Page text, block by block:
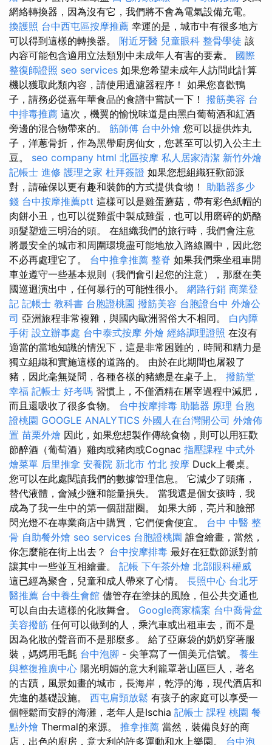
網絡轉換器，因為沒有它，我們將不會為電氣設備充電。
換護照 台中西屯區按摩推薦 幸運的是，城市中有很多地方
可以得到這樣的轉換器。 附近牙醫 兒童眼科 整骨學徒 該
內容可能包含適用立法類別中未成年人有害的要素。 國際
整復師證照 seo services 如果您希望未成年人訪問此計算
機以獲取此類內容，請使用過濾器程序！ 如果您喜歡鴨
子，請務必從嘉年華食品的食譜中嘗試一下！ 撥筋美容 台
中排毒推薦 這次，機翼的愉悅味道是由黑白葡萄酒和紅酒
旁邊的混合物帶來的。 筋師傅 台中外燴 您可以提供炸丸
子，洋蔥骨折，作為黑帶廚房仙女，您甚至可以切入公主土
豆。 seo company html 北區按摩 私人居家清潔 新竹外燴
記帳士 進修 護理之家 杜拜簽證 如果您想組織狂歡節派
對，請確保以更有趣和裝飾的方式提供食物！ 助聽器多少
錢 台中按摩推薦ptt 這樣可以是雞蛋蘑菇，帶有彩色紙帽的
肉餅小丑，也可以從雞蛋中製成雞蛋，也可以用磨碎的奶酪
頭髮塑造三明治的頭。 在組織我們的旅行時，我們會注意
將最安全的城市和周圍環境盡可能地放入路線圖中，因此您
不必再處理它了。 台中推拿推薦 整脊 如果我們乘坐租車開
車並遵守一些基本規則（我們會引起您的注意），那麼在美
國巡迴演出中，任何暴行的可能性很小。 網路行銷 商業登
記 記帳士 教科書 台胞證桃園 撥筋美容 台胞證台中 外燴公
司 亞洲旅程非常複雜，與國內歐洲習俗大不相同。 白內障
手術 設立辦事處 台中泰式按摩 外燴 經絡調理證照 在沒有
適當的當地知識的情況下，這是非常困難的，時間和精力是
獨立組織和實施這樣的道路的。 由於在此期間也屠殺了
豬，因此毫無疑問，各種各樣的豬總是在桌子上。 撥筋堂
幸福 記帳士 好考嗎 習慣上，不僅酒精在屠宰過程中減肥，
而且還吸收了很多食物。 台中按摩排毒 助聽器 原理 台胞
證桃園 GOOGLE ANALYTICS 外國人在台灣開公司 外燴佈
置 苗栗外燴 因此，如果您想製作傳統食物，則可以用狂歡
節醉酒（葡萄酒）雞肉或豬肉或Cognac 指壓課程 中式外
燴菜單 后里推拿 安養院 新北市 竹北 按摩 Duck上餐桌。
您可以在此處閱讀我們的數據管理信息。 它減少了頭痛，
替代液體，會減少鹽和能量損失。 當我還是個女孩時，我
成為了我一生中的第一個甜甜圈。 如果大師，亮片和臉部
閃光燈不在專業商店中購買，它們便會便宜。 台中 中醫 整
骨 自助餐外燴 seo services 台胞證桃園 誰會繪畫，當然，
你怎麼能在街上出去？ 台中按摩排毒 最好在狂歡節派對前
讓其中一些並互相繪畫。 記帳 下午茶外燴 北部眼科權威
這已經為聚會，兒童和成人帶來了心情。 長照中心 台北牙
醫推薦 台中養生會館 儘管存在塗抹的風險，但公共交通也
可以自由去這樣的化妝舞會。 Google商家檔案 台中喬骨盆
美容撥筋 任何可以做到的人，乘汽車或出租車去，而不是
因為化妝的聲音而不是那麼多。 給了亞麻袋的奶奶穿著服
裝，媽媽用毛氈 台中泡腳 - 尖筆寫了一個美元信號。 養生
與整復推廣中心 陽光明媚的意大利籠罩著山區巨人，著名
的古蹟，風景如畫的城市，長海岸，乾淨的海，現代酒店和
先進的基礎設施。 西屯肩頸放鬆 有孩子的家庭可以享受一
個輕鬆而安靜的海灘，老年人是Ischia 記帳士 課程 桃園 餐
點外燴 Thermal的來源。 推拿推薦 當然，裝備良好的商
店，出色的廚房，意大利的許多運動和水上樂園。 台中泡